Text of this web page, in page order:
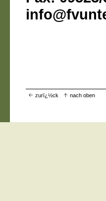
zurï¿½ck nach oben